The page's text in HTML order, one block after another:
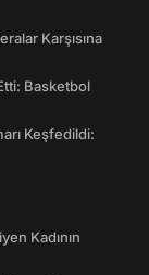
Karşısına
Basketbol
Keşfedildi:
Kadının